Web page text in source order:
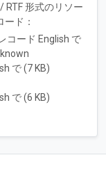
RTF 形式のリソー
ド：
コード English で
で (7 KB)
で (6 KB)